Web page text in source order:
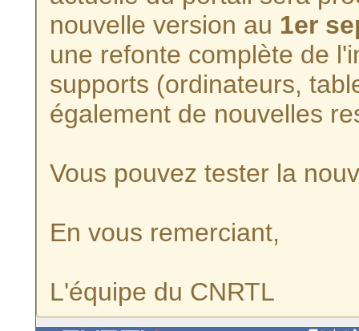
nouvelle version au 1er
une refonte complète de
supports (ordinateurs,
également de nouvelles
Vous pouvez tester la
En vous remerciant,
L'équipe du CNRTL